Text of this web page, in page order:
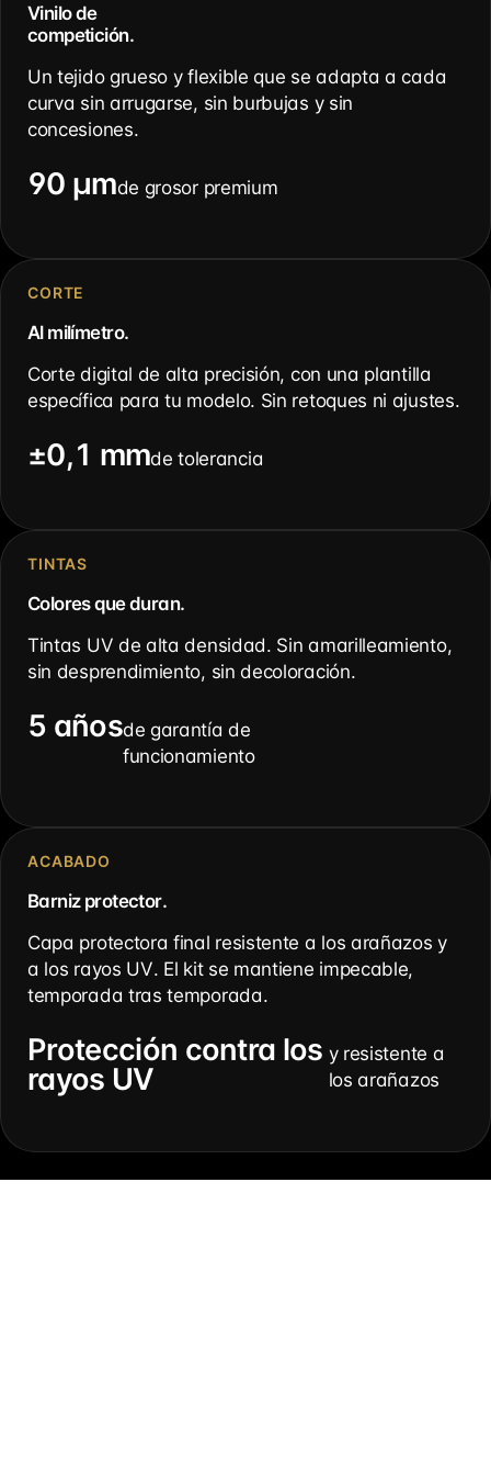
Vinilo de
competición.
Un tejido grueso y flexible que se adapta a cada
curva sin arrugarse, sin burbujas y sin
concesiones.
90 µmde grosor premium
CORTE
Al milímetro.
Corte digital de alta precisión, con una plantilla
específica para tu modelo. Sin retoques ni ajustes.
±0,1 mmde tolerancia
TINTAS
Colores que duran.
Tintas UV de alta densidad. Sin amarilleamiento,
sin desprendimiento, sin decoloración.
5 añosde garantía de
funcionamiento
ACABADO
Barniz protector.
Capa protectora final resistente a los arañazos y
a los rayos UV. El kit se mantiene impecable,
temporada tras temporada.
Protección contra los
rayos UV
y resistente a
los arañazos